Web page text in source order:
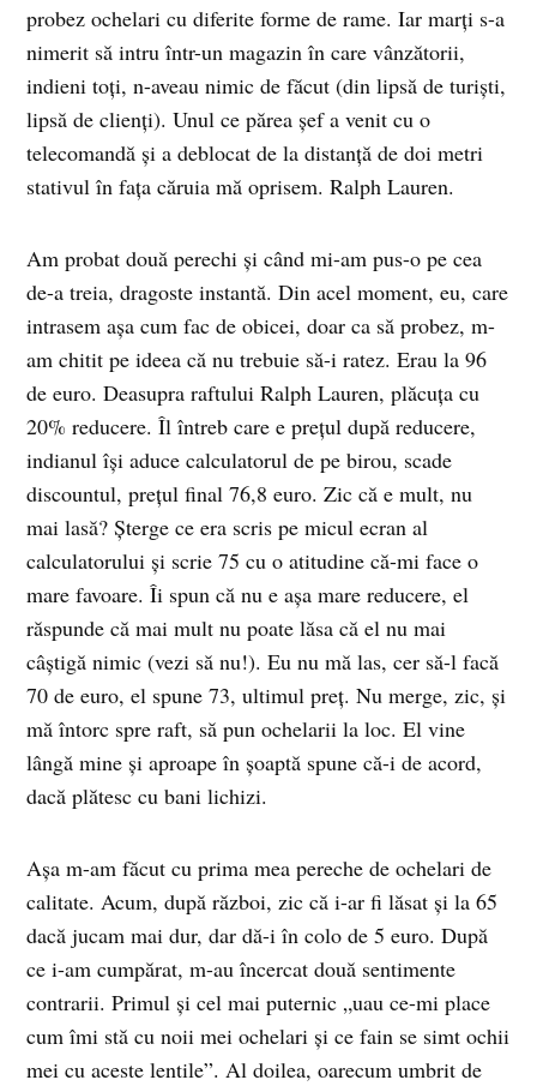
probez ochelari cu diferite forme de rame. Iar marţi s-a
nimerit să intru într-un magazin în care vânzătorii,
indieni toţi, n-aveau nimic de făcut (din lipsă de turişti,
lipsă de clienţi). Unul ce părea şef a venit cu o
telecomandă şi a deblocat de la distanţă de doi metri
stativul în faţa căruia mă oprisem. Ralph Lauren.
Am probat două perechi şi când mi-am pus-o pe cea
de-a treia, dragoste instantă. Din acel moment, eu, care
intrasem aşa cum fac de obicei, doar ca să probez, m-
am chitit pe ideea că nu trebuie să-i ratez. Erau la 96
de euro. Deasupra raftului Ralph Lauren, plăcuţa cu
20% reducere. Îl întreb care e preţul după reducere,
indianul îşi aduce calculatorul de pe birou, scade
discountul, preţul final 76,8 euro. Zic că e mult, nu
mai lasă? Şterge ce era scris pe micul ecran al
calculatorului şi scrie 75 cu o atitudine că-mi face o
mare favoare. Îi spun că nu e aşa mare reducere, el
răspunde că mai mult nu poate lăsa că el nu mai
câştigă nimic (vezi să nu!). Eu nu mă las, cer să-l facă
70 de euro, el spune 73, ultimul preţ. Nu merge, zic, şi
mă întorc spre raft, să pun ochelarii la loc. El vine
lângă mine şi aproape în şoaptă spune că-i de acord,
dacă plătesc cu bani lichizi.
Aşa m-am făcut cu prima mea pereche de ochelari de
calitate. Acum, după război, zic că i-ar fi lăsat şi la 65
dacă jucam mai dur, dar dă-i în colo de 5 euro. După
ce i-am cumpărat, m-au încercat două sentimente
contrarii. Primul şi cel mai puternic „uau ce-mi place
cum îmi stă cu noii mei ochelari şi ce fain se simt ochii
mei cu aceste lentile”. Al doilea, oarecum umbrit de